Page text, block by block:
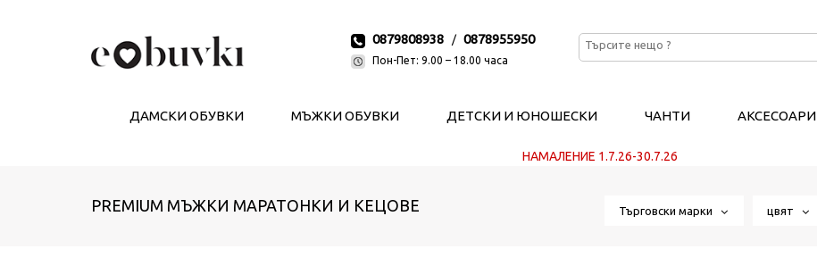
0879808938 / 0878955950
Пон-Пет: 9.00 – 18.00 часа
ДАМСКИ ОБУВКИ МЪЖКИ ОБУВКИ ДЕТСКИ И ЮНОШЕСКИ ЧАНТИ АКСЕСОАРИ
НАМАЛЕНИЕ 1.7.26-30.7.26
PREMIUM МЪЖКИ МАРАТОНКИ И КЕЦОВЕ Търговски марки цвят